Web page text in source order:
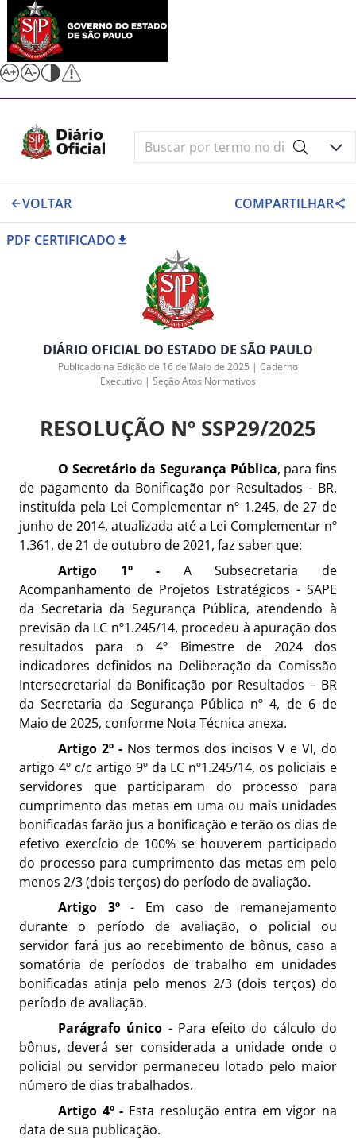
VOLTAR COMPARTILHAR
PDF CERTIFICADO
DIÁRIO OFICIAL DO ESTADO DE SÃO PAULO
Publicado na Edição de 16 de Maio de 2025 | Caderno
Executivo | Seção Atos Normativos
RESOLUÇÃO Nº SSP29/2025
O Secretário da Segurança Pública, para fins
de pagamento da Bonificação por Resultados - BR,
instituída pela Lei Complementar nº 1.245, de 27 de
junho de 2014, atualizada até a Lei Complementar nº
1.361, de 21 de outubro de 2021, faz saber que:
Artigo 1º - A Subsecretaria de
Acompanhamento de Projetos Estratégicos - SAPE
da Secretaria da Segurança Pública, atendendo à
previsão da LC nº1.245/14, procedeu à apuração dos
resultados para o 4º Bimestre de 2024 dos
indicadores definidos na Deliberação da Comissão
Intersecretarial da Bonificação por Resultados – BR
da Secretaria da Segurança Pública nº 4, de 6 de
Maio de 2025, conforme Nota Técnica anexa.
Artigo 2º - Nos termos dos incisos V e VI, do
artigo 4º c/c artigo 9º da LC nº1.245/14, os policiais e
servidores que participaram do processo para
cumprimento das metas em uma ou mais unidades
bonificadas farão jus a bonificação e terão os dias de
efetivo exercício de 100% se houverem participado
do processo para cumprimento das metas em pelo
menos 2/3 (dois terços) do período de avaliação.
Artigo 3º- Em caso de remanejamento
durante o período de avaliação, o policial ou
servidor fará jus ao recebimento de bônus, caso a
somatória de períodos de trabalho em unidades
bonificadas atinja pelo menos 2/3 (dois terços) do
período de avaliação.
Parágrafo único - Para efeito do cálculo do
bônus, deverá ser considerada a unidade onde o
policial ou servidor permaneceu lotado pelo maior
número de dias trabalhados.
Artigo 4º - Esta resolução entra em vigor na
data de sua publicação.